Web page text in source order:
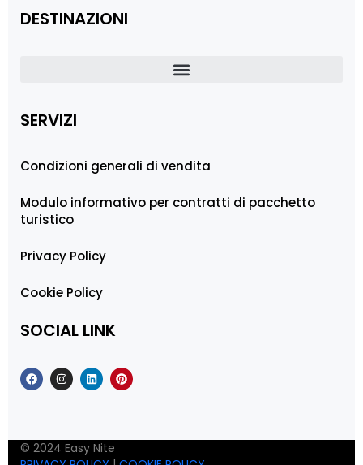
DESTINAZIONI
SERVIZI
Condizioni generali di vendita
Modulo informativo per contratti di pacchetto
turistico
Privacy Policy
Cookie Policy
SOCIAL LINK
© 2024 Easy Nite